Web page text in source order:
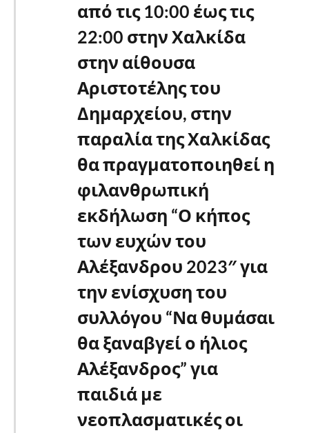
από τις 10:00 έως τις
22:00 στην Χαλκίδα
στην αίθουσα
Αριστοτέλης του
Δημαρχείου, στην
παραλία της Χαλκίδας
θα πραγματοποιηθεί η
φιλανθρωπική
εκδήλωση “Ο κήπος
των ευχών του
Αλέξανδρου 2023″ για
την ενίσχυση του
συλλόγου “Να θυμάσαι
θα ξαναβγεί ο ήλιος
Αλέξανδρος” για
παιδιά με
νεοπλασματικές οι